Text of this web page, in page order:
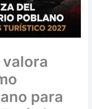
valora
para